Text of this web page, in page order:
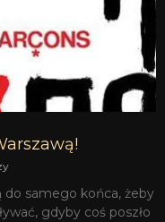
do samego końca, żeby
gdyby coś poszło